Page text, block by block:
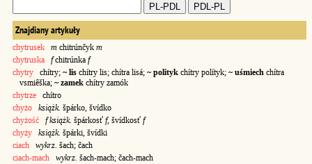
Znajdiany artykuły
chytrusek m chitrúnčyk m
chytruska
fchitrúnka f
chytry chítry; ~ lis chítry lis; chítra lisá; ~ polityk chítry polítyk; ~ uśmiech chítra
vsmiêška; ~ zamek chítry zamók
chytrze chítro
chyżo
książk. špárko, švídko
chyżość
f książk. špárkosť f, švídkosť f
chyży
książk. špárki, švídki
ciach
wykrz. šach; čach
ciach-mach
wykrz. šach-mach; čach-mach